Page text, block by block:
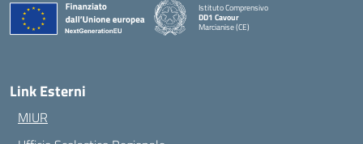
Istituto Comprensivo
DD1 Cavour
Marcianise (CE)
Link Esterni
MIUR